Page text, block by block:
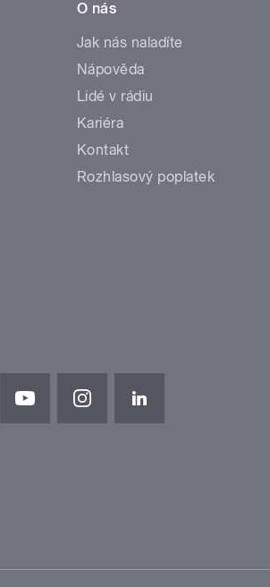
O nás
Jak nás naladíte
Nápověda
Lidé v rádiu
Kariéra
Kontakt
Rozhlasový poplatek